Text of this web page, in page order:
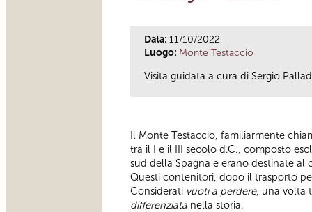
Data: 11/10/2022
Luogo: Monte Testaccio
Visita guidata a cura di Sergio
Il Monte Testaccio, familiarmente
tra il I e il III secolo d.C., composto
sud della Spagna e erano destinate al
Questi contenitori, dopo il trasporto
Considerati vuoti a perdere, una volta
differenziata nella storia.